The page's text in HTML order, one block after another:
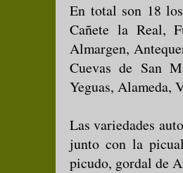
En total son 18
Cañete la Real,
Almargen,
Cuevas de San
Yeguas, Alameda,
Las variedades
junto con la
picudo, gordal de